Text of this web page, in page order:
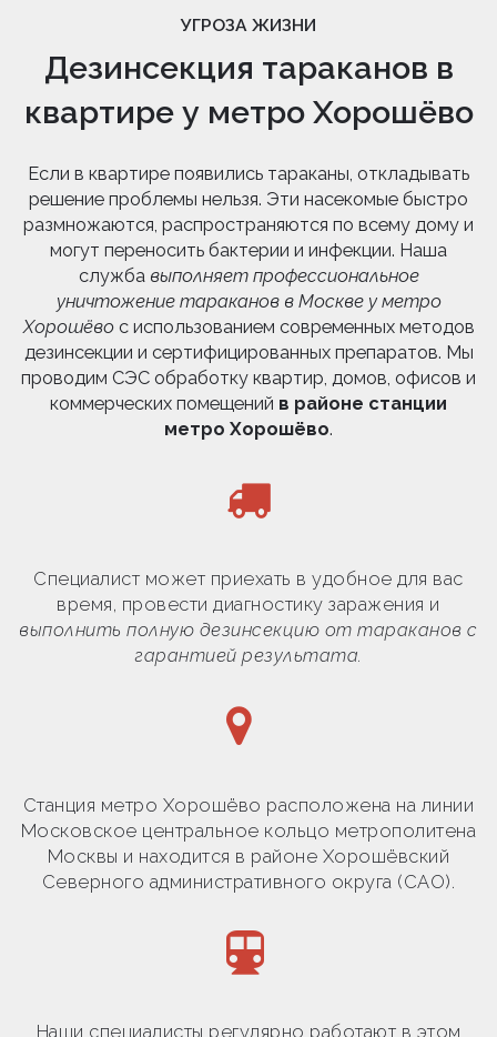
УГРОЗА ЖИЗНИ
Дезинсекция тараканов в
квартире у метро Хорошёво
Если в квартире появились тараканы, откладывать
решение проблемы нельзя. Эти насекомые быстро
размножаются, распространяются по всему дому и
могут переносить бактерии и инфекции. Наша
служба выполняет профессиональное
уничтожение тараканов в Москве у метро
Хорошёвос использованием современных методов
дезинсекции и сертифицированных препаратов. Мы
проводим СЭС обработку квартир, домов, офисов и
коммерческих помещений в районе станции
метро Хорошёво.
Специалист может приехать в удобное для вас
время, провести диагностику заражения и
выполнить полную дезинсекцию от тараканов с
гарантией результата.
Станция метро Хорошёво расположена на линии
Московское центральное кольцо метрополитена
Москвы и находится в районе Хорошёвский
Северного административного округа (САО).
Наши специалисты регулярно работают в этом